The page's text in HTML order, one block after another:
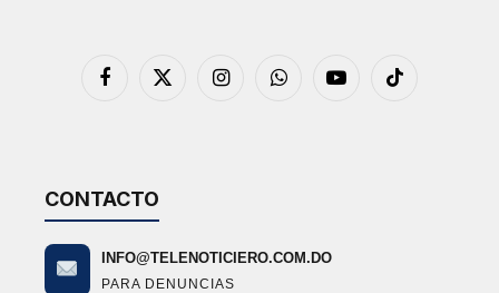
Facebook
X
InstagramWhatsAppYouTubeTikTok
CONTACTO
INFO@TELENOTICIERO.COM.DO
PARA DENUNCIAS